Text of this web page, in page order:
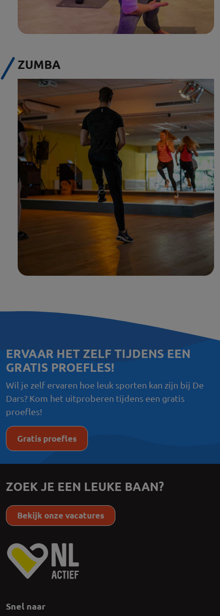
ZUMBA
ERVAAR HET ZELF TIJDENS EEN
GRATIS PROEFLES!
Wil je zelf ervaren hoe leuk sporten kan zijn bij De
Dars? Kom het uitproberen tijdens een gratis
proefles!
Gratis proefles
ZOEK JE EEN LEUKE BAAN?
Bekijk onze vacatures
Snel naar